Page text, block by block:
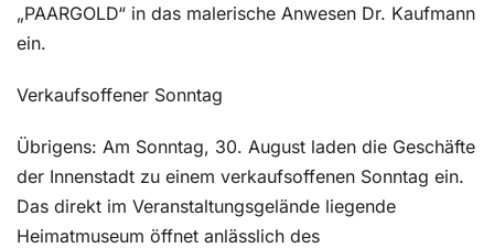
„PAARGOLD“ in das malerische Anwesen Dr. Kaufmann
ein.
Verkaufsoffener Sonntag
Übrigens: Am Sonntag, 30. August laden die Geschäfte
der Innenstadt zu einem verkaufsoffenen Sonntag ein.
Das direkt im Veranstaltungsgelände liegende
Heimatmuseum öffnet anlässlich des